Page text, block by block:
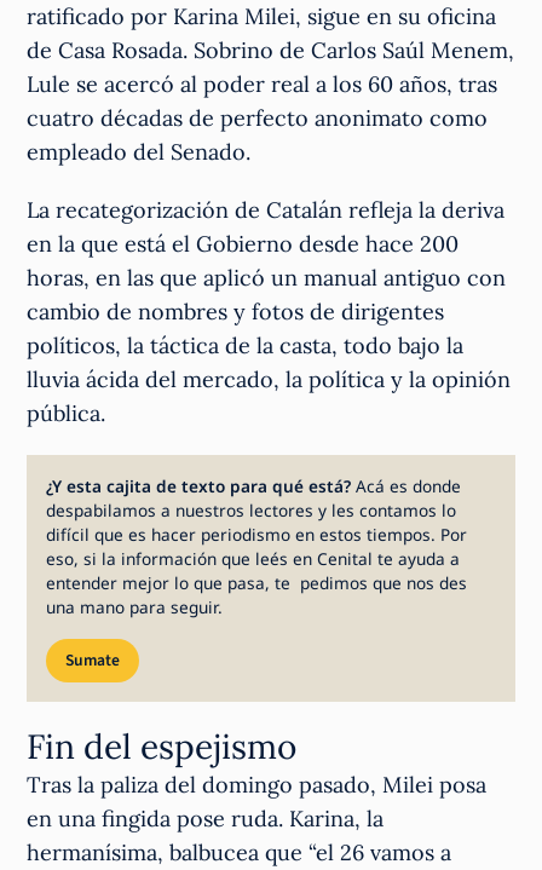
ratificado por Karina Milei, sigue en su oficina
de Casa Rosada. Sobrino de Carlos Saúl Menem,
Lule se acercó al poder real a los 60 años, tras
cuatro décadas de perfecto anonimato como
empleado del Senado.
La recategorización de Catalán refleja la deriva
en la que está el Gobierno desde hace 200
horas, en las que aplicó un manual antiguo con
cambio de nombres y fotos de dirigentes
políticos, la táctica de la casta, todo bajo la
lluvia ácida del mercado, la política y la opinión
pública.
¿Y esta cajita de texto para qué está?Acá es donde
despabilamos a nuestros lectores y les contamos lo
difícil que es hacer periodismo en estos tiempos. Por
eso, si la información que leés en Cenital te ayuda a
entender mejor lo que pasa, te pedimos que nos des
una mano para seguir.
Sumate
Fin del espejismo
Tras la paliza del domingo pasado, Milei posa
en una fingida pose ruda. Karina, la
hermanísima, balbucea que “el 26 vamos a